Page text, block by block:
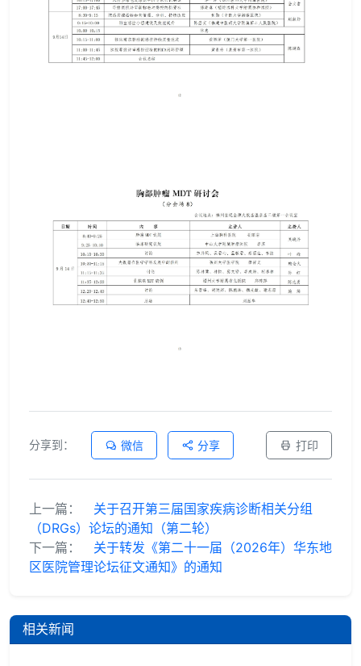
分享到： 微信 分享 打印
上一篇：
关于召开第三届国家疾病诊断相关分组
（DRGs）论坛的通知（第二轮）
下一篇：
关于转发《第二十一届（2026年）华东地
区医院管理论坛征文通知》的通知
相关新闻